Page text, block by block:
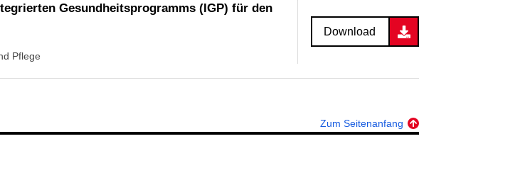
Gesundheitsprogramms (IGP) für den
Pflege
Download
Zum Seitenanfang